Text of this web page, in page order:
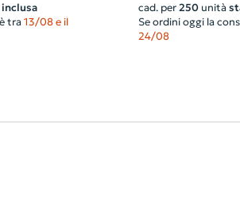
tra 13/08 e il
cad. per 250unità
Se ordini oggi la
24/08